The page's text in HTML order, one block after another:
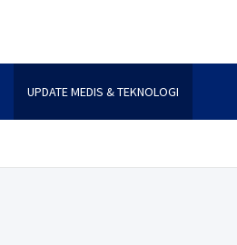
UPDATE MEDIS & TEKNOLOGI